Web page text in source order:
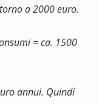
a 2000 euro.
= ca. 1500
annui. Quindi